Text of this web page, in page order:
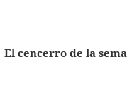
El cencerro de la